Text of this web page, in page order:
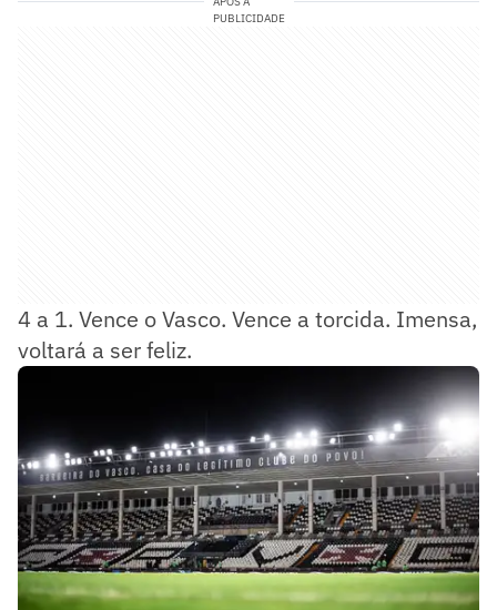
PUBLICIDADE
4 a 1. Vence o Vasco. Vence a torcida. Imensa,
voltará a ser feliz.